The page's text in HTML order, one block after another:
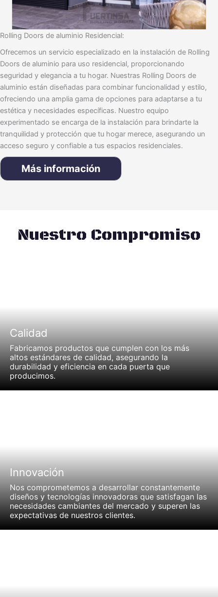
Rolling Doors de aluminio Residencial:
Ofrecemos un servicio especializado en la instalación de Rolling
Doors de aluminio para uso residencial, proporcionando
seguridad y elegancia a tu hogar. Nuestras Rolling Doors de
aluminio están diseñadas para combinar funcionalidad y estilo,
ofreciendo una amplia gama de opciones para adaptarse a tu
estética y necesidades específicas. Nuestro equipo
experimentado se encarga de la instalación para brindarte la
tranquilidad y protección que tu hogar merece, asegurando un
acceso seguro y confiable a tus espacios residenciales.
Más información
Nuestro Compromiso
Calidad
Fabricamos productos que cumplen con los más
altos estándares de calidad, asegurando la
durabilidad y eficiencia en cada puerta que
producimos.
Innovación
Nos comprometemos a desarrollar constantemente
diseños y tecnologías innovadoras que satisfagan las
necesidades cambiantes del mercado y superen las
expectativas de nuestros clientes.